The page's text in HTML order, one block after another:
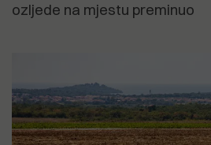
ozljede na mjestu preminuo